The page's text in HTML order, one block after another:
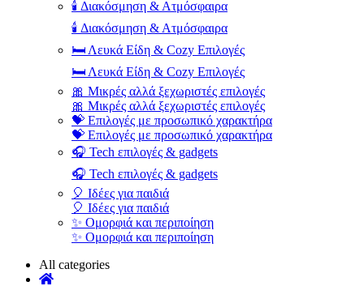
🕯️ Διακόσμηση & Ατμόσφαιρα
🕯️ Διακόσμηση & Ατμόσφαιρα
🛏️ Λευκά Είδη & Cozy Επιλογές
🛏️ Λευκά Είδη & Cozy Επιλογές
🎀 Μικρές αλλά ξεχωριστές επιλογές
🎀 Μικρές αλλά ξεχωριστές επιλογές
💝 Επιλογές με προσωπικό χαρακτήρα
💝 Επιλογές με προσωπικό χαρακτήρα
🎧 Tech επιλογές & gadgets
🎧 Tech επιλογές & gadgets
🎈 Ιδέες για παιδιά
🎈 Ιδέες για παιδιά
✨ Ομορφιά και περιποίηση
✨ Ομορφιά και περιποίηση
All categories